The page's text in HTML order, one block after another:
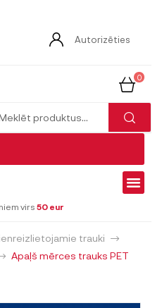
Autorizēties
0
virs 50 eur
trauki
Apaļš mērces trauks PET